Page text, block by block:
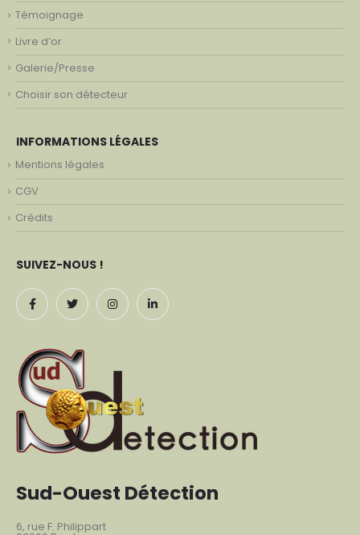
Témoignage
Livre d’or
Galerie/Presse
Choisir son détecteur
INFORMATIONS LÉGALES
Mentions légales
CGV
Crédits
SUIVEZ-NOUS !
Sud-Ouest Détection
6, rue F. Philippart